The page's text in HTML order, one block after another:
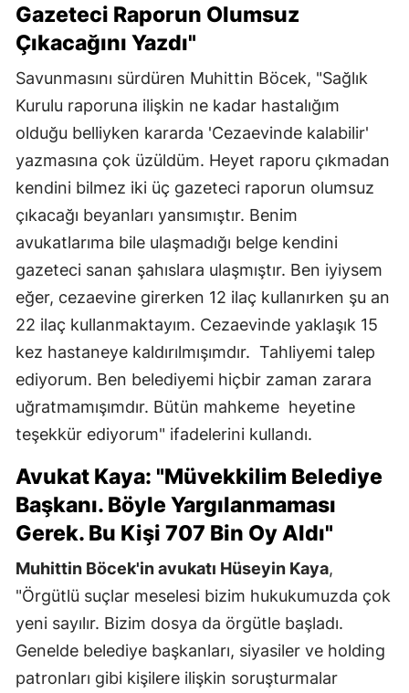
Gazeteci Raporun Olumsuz
Çıkacağını Yazdı"
Savunmasını sürdüren Muhittin Böcek, "Sağlık
Kurulu raporuna ilişkin ne kadar hastalığım
olduğu belliyken kararda 'Cezaevinde kalabilir'
yazmasına çok üzüldüm. Heyet raporu çıkmadan
kendini bilmez iki üç gazeteci raporun olumsuz
çıkacağı beyanları yansımıştır. Benim
avukatlarıma bile ulaşmadığı belge kendini
gazeteci sanan şahıslara ulaşmıştır. Ben iyiysem
eğer, cezaevine girerken 12 ilaç kullanırken şu an
22 ilaç kullanmaktayım. Cezaevinde yaklaşık 15
kez hastaneye kaldırılmışımdır. Tahliyemi talep
ediyorum. Ben belediyemi hiçbir zaman zarara
uğratmamışımdır. Bütün mahkeme heyetine
teşekkür ediyorum" ifadelerini kullandı.
Avukat Kaya: "Müvekkilim Belediye
Başkanı. Böyle Yargılanmaması
Gerek. Bu Kişi 707 Bin Oy Aldı"
Muhittin Böcek'in avukatı Hüseyin Kaya,
"Örgütlü suçlar meselesi bizim hukukumuzda çok
yeni sayılır. Bizim dosya da örgütle başladı.
Genelde belediye başkanları, siyasiler ve holding
patronları gibi kişilere ilişkin soruşturmalar